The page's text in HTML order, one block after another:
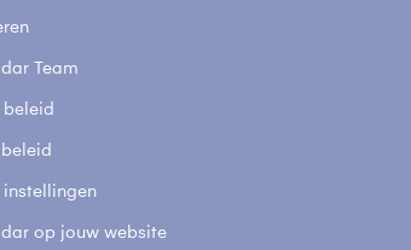
Team
beleid
instellingen
op jouw website